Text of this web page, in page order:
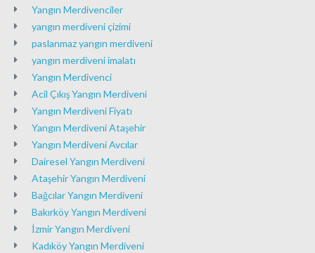
Yangın Merdivenciler
yangın merdiveni çizimi
paslanmaz yangın merdiveni
yangın merdiveni imalatı
Yangın Merdivenci
Acil Çıkış Yangın Merdiveni
Yangın Merdiveni Fiyatı
Yangın Merdiveni Ataşehir
Yangın Merdiveni Avcılar
Dairesel Yangın Merdiveni
Ataşehir Yangın Merdiveni
Bağcılar Yangın Merdiveni
Bakırköy Yangın Merdiveni
İzmir Yangın Merdiveni
Kadıköy Yangın Merdiveni